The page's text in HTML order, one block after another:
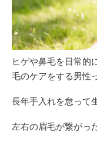
ヒゲや鼻毛を日常的
毛のケアをする男性
長年手入れを怠って
左右の眉毛が繋がっ